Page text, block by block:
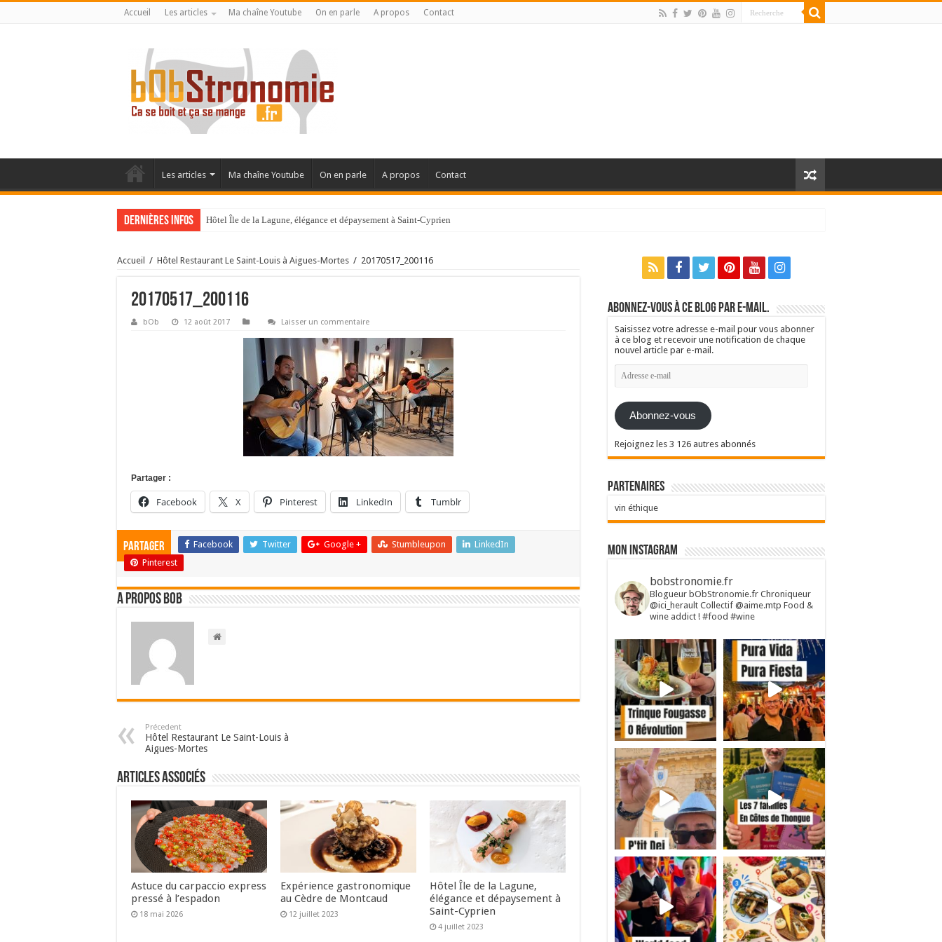
Accueil Les articles Ma chaîne Youtube On en parle A propos Contact
Les articles Ma chaîne Youtube On en parle A propos Contact
Dernières infos Hôtel Île de la Lagune, élégance et dépaysement à Saint-Cyprien
La Villa Duflot, pépite perpignanaise
Accueil / Hôtel Restaurant Le Saint-Louis à Aigues-Mortes / 20170517_200116
20170517_200116
bOb 12 août 2017 Laisser un commentaire
Partager :
Facebook X Pinterest LinkedIn Tumblr
Partager Facebook Twitter Google + Stumbleupon
LinkedIn
Pinterest
A propos bOb
Précedent
Hôtel Restaurant Le Saint-Louis à
Aigues-Mortes
Articles associés
Astuce du carpaccio express
pressé à l’espadon
18 mai 2026
Expérience gastronomique
au Cèdre de Montcaud
12 juillet 2023
Hôtel Île de la Lagune,
élégance et dépaysement à
Saint-Cyprien
4 juillet 2023
Abonnez-vous à ce blog par e-mail.
Saisissez votre adresse e-mail pour vous abonner
à ce blog et recevoir une notification de chaque
nouvel article par e-mail.
Adresse
e-
Abonnez-vous
Rejoignez les 3 126 autres abonnés
Partenaires
vin éthique
Mon Instagram
bobstronomie.fr
Blogueur bObStronomie.fr Chroniqueur
@ici_herault Collectif @aime.mtp Food &
wine addict ! #food #wine